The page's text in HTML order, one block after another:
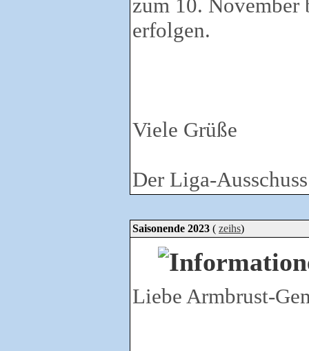
zum 10. November
erfolgen.
Viele Grüße
Der Liga-Ausschuss
Saisonende 2023 ( zeihs)
Liebe Armbrust-